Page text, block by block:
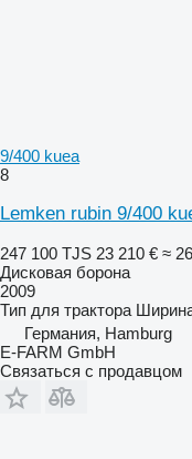
9/400 kuea
8
Lemken rubin 9/400
247 100 TJS 23 210 € ≈
Дисковая борона
2009
Тип для трактора
Германия, Hamburg
E-FARM GmbH
Связаться с продавцом